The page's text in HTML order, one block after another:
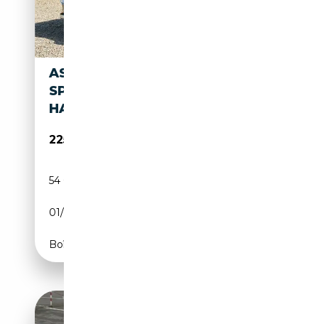
ASTON MARTIN DB DB2
SPORTS SALOON "RARE LEFT-
HAND DRIVE" RARE LEFT
225 000€
54 000 km
01/1952
Boîte manuelle